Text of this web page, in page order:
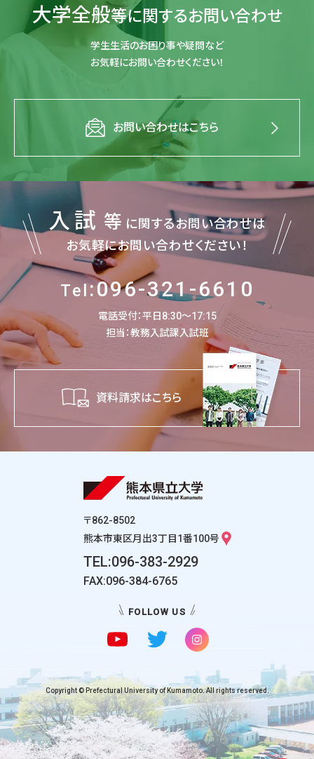
大学全般等に関するお問い合わせ
学生生活のお困り事や疑問など
お気軽にお問い合わせください！
お問い合わせはこちら
入試 等 に関するお問い合わせは
お気軽にお問い合わせください！
Tel:096-321-6610
電話受付：平日8:30～17:15
担当：教務入試課入試班
資料請求はこちら
〒862-8502
熊本市東区月出3丁目1番100号
TEL:096-383-2929
FAX:096-384-6765
FOLLOW US
Copyright © Prefectural University of Kumamoto. All rights reserved.